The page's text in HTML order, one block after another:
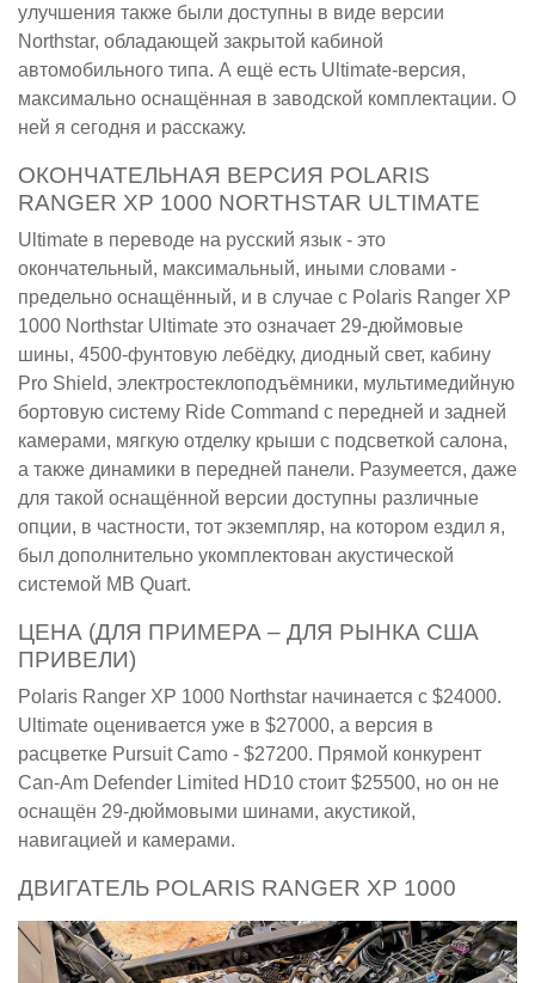
улучшения также были доступны в виде версии
Northstar, обладающей закрытой кабиной
автомобильного типа. А ещё есть Ultimate-версия,
максимально оснащённая в заводской комплектации. О
ней я сегодня и расскажу.
ОКОНЧАТЕЛЬНАЯ ВЕРСИЯ POLARIS
RANGER XP 1000 NORTHSTAR ULTIMATE
Ultimate в переводе на русский язык - это
окончательный, максимальный, иными словами -
предельно оснащённый, и в случае с Polaris Ranger XP
1000 Northstar Ultimate это означает 29-дюймовые
шины, 4500-фунтовую лебёдку, диодный свет, кабину
Pro Shield, электростеклоподъёмники, мультимедийную
бортовую систему Ride Command с передней и задней
камерами, мягкую отделку крыши с подсветкой салона,
а также динамики в передней панели. Разумеется, даже
для такой оснащённой версии доступны различные
опции, в частности, тот экземпляр, на котором ездил я,
был дополнительно укомплектован акустической
системой MB Quart.
ЦЕНА (ДЛЯ ПРИМЕРА – ДЛЯ РЫНКА США
ПРИВЕЛИ)
Polaris Ranger XP 1000 Northstar начинается с $24000.
Ultimate оценивается уже в $27000, а версия в
расцветке Pursuit Camo - $27200. Прямой конкурент
Can-Am Defender Limited HD10 стоит $25500, но он не
оснащён 29-дюймовыми шинами, акустикой,
навигацией и камерами.
ДВИГАТЕЛЬ POLARIS RANGER XP 1000